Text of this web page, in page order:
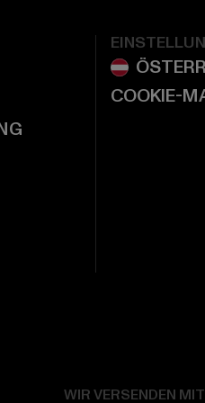
COOKIE-
WIR VERSENDEN MIT